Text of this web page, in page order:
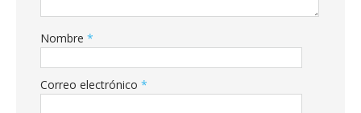
Nombre *
Correo electrónico *